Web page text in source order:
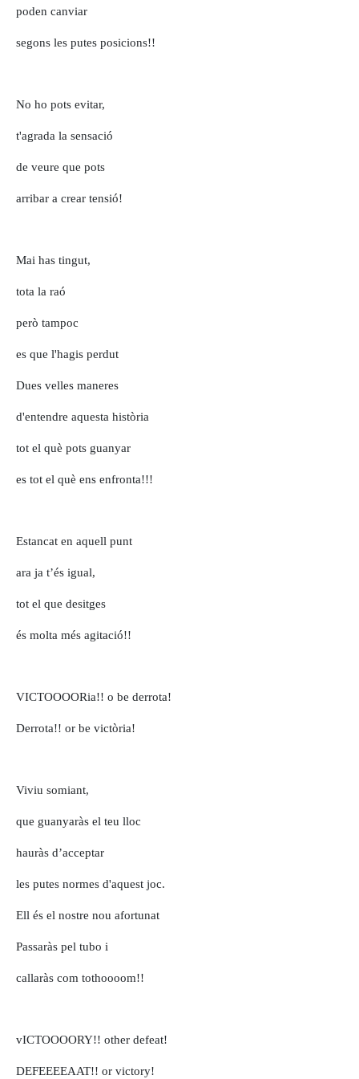
poden canviar
segons les putes posicions!!
No ho pots evitar,
t'agrada la sensació
de veure que pots
arribar a crear tensió!
Mai has tingut,
tota la raó
però tampoc
es que l'hagis perdut
Dues velles maneres
d'entendre aquesta història
tot el què pots guanyar
es tot el què ens enfronta!!!
Estancat en aquell punt
ara ja t’és igual,
tot el que desitges
és molta més agitació!!
VICTOOOORia!! o be derrota!
Derrota!! or be victòria!
Viviu somiant,
que guanyaràs el teu lloc
hauràs d’acceptar
les putes normes d'aquest joc.
Ell és el nostre nou afortunat
Passaràs pel tubo i
callaràs com tothoooom!!
vICTOOOORY!! other defeat!
DEFEEEEAAT!! or victory!